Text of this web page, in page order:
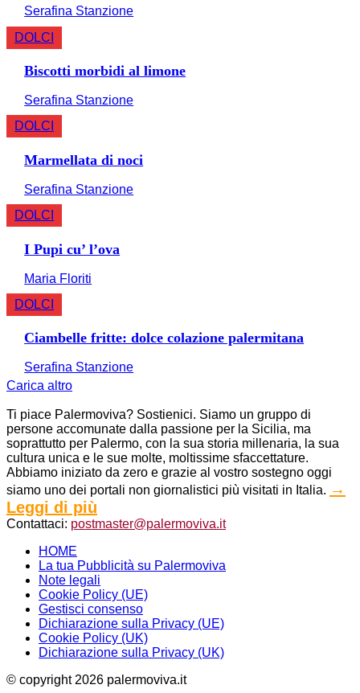
Serafina Stanzione
DOLCI
Biscotti morbidi al limone
Serafina Stanzione
DOLCI
Marmellata di noci
Serafina Stanzione
DOLCI
I Pupi cu’ l’ova
Maria Floriti
DOLCI
Ciambelle fritte: dolce colazione palermitana
Serafina Stanzione
Carica altro
Ti piace Palermoviva? Sostienici. Siamo un gruppo di
persone accomunate dalla passione per la Sicilia, ma
soprattutto per Palermo, con la sua storia millenaria, la sua
cultura unica e le sue molte, moltissime sfaccettature.
Abbiamo iniziato da zero e grazie al vostro sostegno oggi
siamo uno dei portali non giornalistici più visitati in Italia. →
Leggi di più
Contattaci: postmaster@palermoviva.it
HOME
La tua Pubblicità su Palermoviva
Note legali
Cookie Policy (UE)
Gestisci consenso
Dichiarazione sulla Privacy (UE)
Cookie Policy (UK)
Dichiarazione sulla Privacy (UK)
© copyright 2026 palermoviva.it